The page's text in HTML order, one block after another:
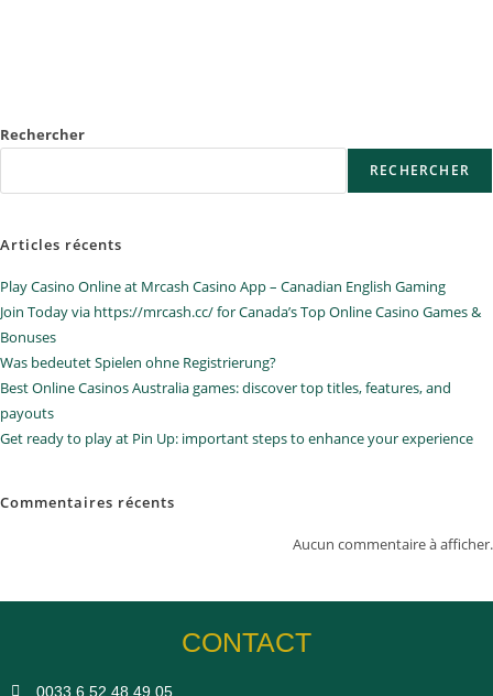
Rechercher
RECHERCHER
Articles récents
Play Casino Online at Mrcash Casino App – Canadian English Gaming
Join Today via https://mrcash.cc/ for Canada’s Top Online Casino Games &
Bonuses
Was bedeutet Spielen ohne Registrierung?
Best Online Casinos Australia games: discover top titles, features, and
payouts
Get ready to play at Pin Up: important steps to enhance your experience
Commentaires récents
Aucun commentaire à afficher.
CONTACT
0033 6 52 48 49 05​